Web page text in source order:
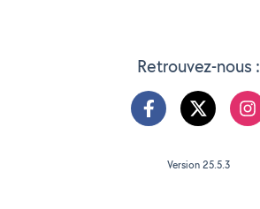
Retrouvez-nous :
Version 25.5.3